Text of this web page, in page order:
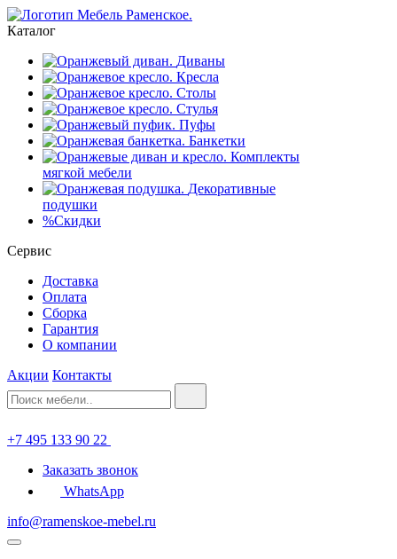
Каталог
Диваны
Кресла
Столы
Стулья
Пуфы
Банкетки
Комплекты
мягкой мебели
Декоративные
подушки
%Скидки
Сервис
Доставка
Оплата
Сборка
Гарантия
О компании
Акции Контакты
+7 495 133 90 22
Заказать звонок
WhatsApp
info@ramenskoe-mebel.ru